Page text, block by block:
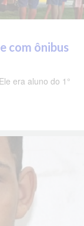
com ônibus
era aluno do 1°